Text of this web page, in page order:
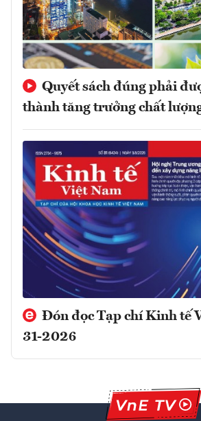
Quyết sách đúng phải
thành tăng trưởng chất
Đón đọc Tạp chí Kinh tế
31-2026